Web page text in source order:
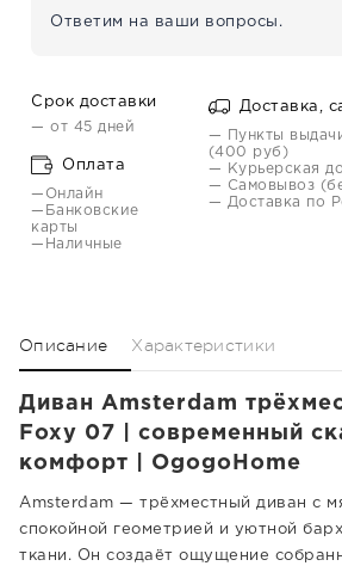
Ответим на ваши вопросы.
Срок доставки
— от 45 дней
Оплата
—Онлайн
—Банковские
карты
—Наличные
Доставка,
— Пункты
(400 руб)
— Курьерская
— Самовывоз
— Доставка по
Описание Характеристики
Диван Amsterdam
Foxy 07 | современный
комфорт | OgogoHome
Amsterdam — трёхместный диван с
спокойной геометрией и уютной
ткани. Он создаёт ощущение